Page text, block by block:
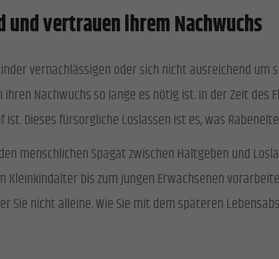
und vertrauen ihrem Nachwuchs
vernachlässigen oder sich nicht ausreichend
Nachwuchs so lange es nötig ist. In der Zeit
Dieses fürsorgliche Loslassen ist es, was
menschlichen Spagat zwischen Haltgeben und
Kleinkindalter bis zum jungen Erwachsenen
Sie nicht alleine. Wie Sie mit dem späteren